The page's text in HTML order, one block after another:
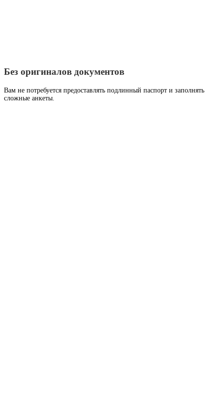
Без оригиналов документов
Вам не потребуется предоставлять подлинный паспорт и заполнять
сложные анкеты.